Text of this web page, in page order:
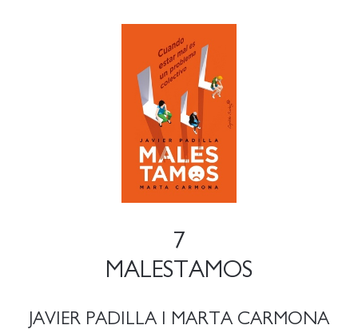
7
MALESTAMOS
JAVIER PADILLA I MARTA CARMONA